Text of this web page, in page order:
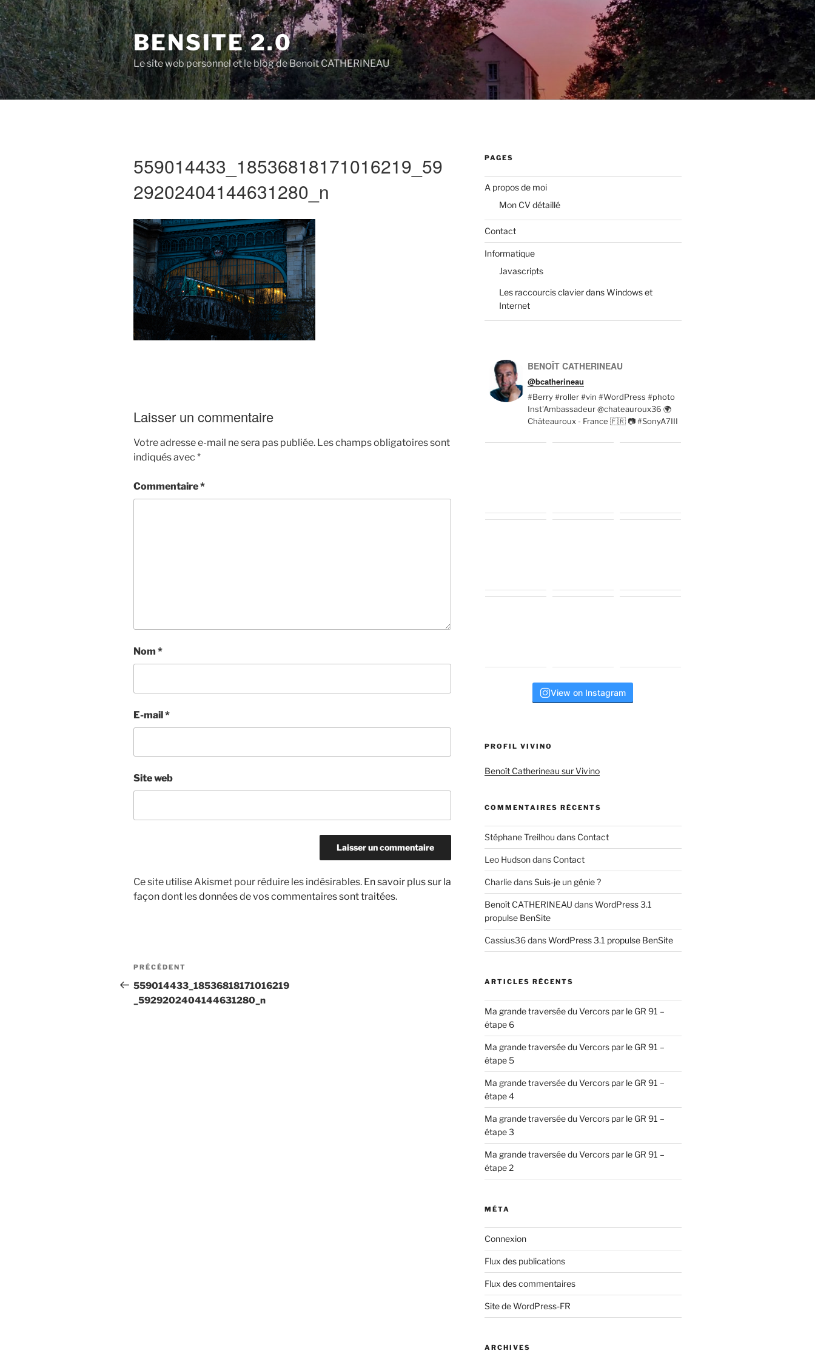
Aller
au
contenu
principal
BENSITE 2.0
Le site web personnel et le blog de Benoît CATHERINEAU
559014433_18536818171016219_59
29202404144631280_n
Laisser un commentaire
Votre adresse e-mail ne sera pas publiée. Les champs obligatoires sont
indiqués avec *
Commentaire*
Nom *
E-mail*
Site web
Ce site utilise Akismet pour réduire les indésirables. En savoir plus sur la
façon dont les données de vos commentaires sont traitées.
Navigation
de
l’article
Article
précédent
PRÉCÉDENT
559014433_18536818171016219
_5929202404144631280_n
PAGES
A propos de moi
Mon CV détaillé
Contact
Informatique
Javascripts
Les raccourcis clavier dans Windows et
Internet
BENOÎT CATHERINEAU
@bcatherineau
#Berry #roller #vin #WordPress #photo
Inst'Ambassadeur @chateauroux36 🌍
Châteauroux - France 🇫🇷 📷 #SonyA7III
View on Instagram
PROFIL VIVINO
Benoît Catherineau sur Vivino
COMMENTAIRES RÉCENTS
Stéphane Treilhou dans Contact
Leo Hudsondans Contact
CharliedansSuis-je un génie ?
Benoît CATHERINEAU dansWordPress 3.1
propulse BenSite
Cassius36dansWordPress 3.1 propulse BenSite
ARTICLES RÉCENTS
Ma grande traversée du Vercors par le GR 91 –
étape 6
Ma grande traversée du Vercors par le GR 91 –
étape 5
Ma grande traversée du Vercors par le GR 91 –
étape 4
Ma grande traversée du Vercors par le GR 91 –
étape 3
Ma grande traversée du Vercors par le GR 91 –
étape 2
MÉTA
Connexion
Flux des publications
Flux des commentaires
Site de WordPress-FR
ARCHIVES